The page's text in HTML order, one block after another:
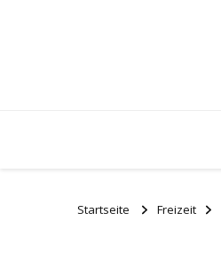
Startseite Freizeit